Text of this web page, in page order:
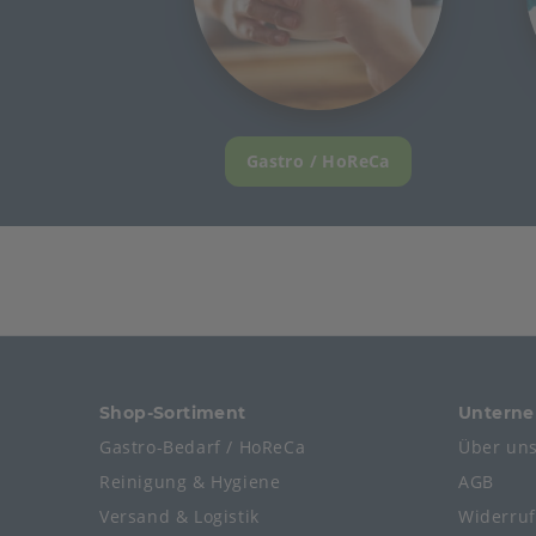
Gastro / HoReCa
Shop-Sortiment
Gastro-Bedarf / HoReCa
Reinigung & Hygiene
Versand & Logistik
Über
AGB